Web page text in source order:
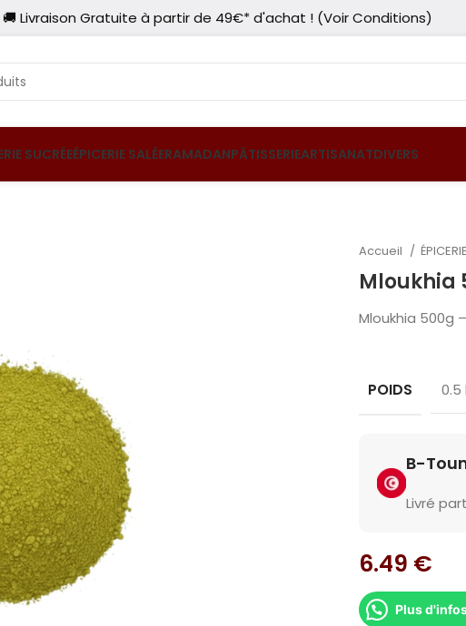
🚚 Livraison Gratuite à partir de 49€* d'achat ! (Voir Conditions)
SUCRÉEÉPICERIE SALÉERAMADANPÂTISSERIEARTISANATDIVERS
Accueil
POIDS 0.5
Livré
6.49 €
Plus